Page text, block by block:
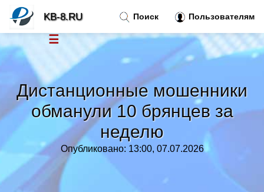
Дистанционные мошенники
обманули 10 брянцев за
неделю
Опубликовано: 13:00, 07.07.2026
Поиск Пользователям
KB-8.RU
☰
Новости
Тренды новостей»
»
Правила »